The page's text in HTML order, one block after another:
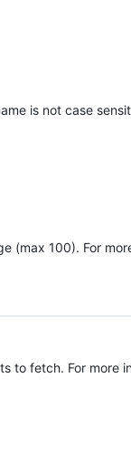
is not case
(max 100). For
to fetch. For more